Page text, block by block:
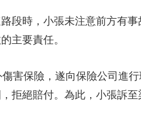
時尚 天氣 才藝 網展
段時，小張未注意前方有事
主要責任。
害保險，遂向保險公司進行
拒絕賠付。為此，小張訴至